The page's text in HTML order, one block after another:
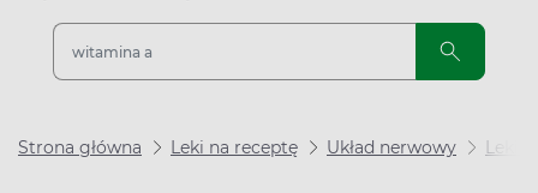
Strona główna Leki na receptę Układ nerwowy Leki